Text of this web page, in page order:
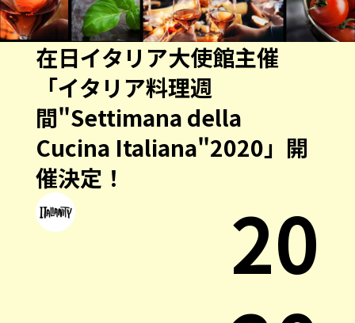
在日イタリア大使館主催
「イタリア料理週
間"Settimana della
Cucina Italiana"2020」開
催決定！
20